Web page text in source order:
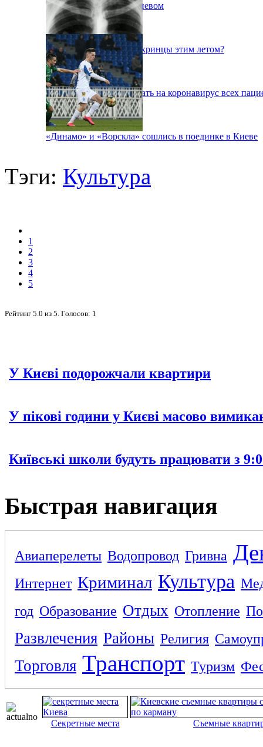
Пожар на свалке под Киевом
Куда поедут отдыхать укринцы этим летом?
В Киеве будут тестировать на коронавирус всех
«Динамо» и «Ворскла» сошлись в поединке в Киеве
Тэги: Культура
1
2
3
4
5
Рейтинг 5.0 из 5 . Голосов: 1
У Києві подорожчали квартири
У пікові години у Києві масово
Київські школи будуть працювати з
Быстрая навигация
Авиаперелеты Водопровод Гривна
Интернет Криминал Культура
год Образование Отдых Отопление
Развлечения Районы Религия
Торговля Транспорт Туризм
Секретные места Съемные